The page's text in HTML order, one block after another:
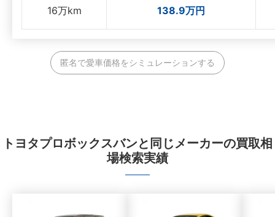
16万km 138.9万円
匿名で愛車価格をシミュレーションする
トヨタプロボックスバンと同じメーカーの買取相
場検索実績